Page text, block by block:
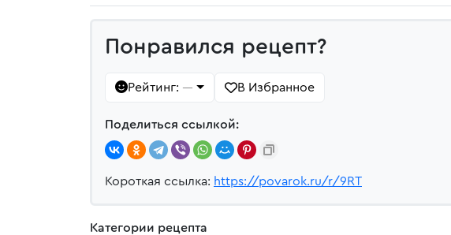
Понравился рецепт?
Рейтинг: — В Избранное
Поделиться ссылкой:
Короткая ссылка: https://povarok.ru/r/9RT
Категории рецепта